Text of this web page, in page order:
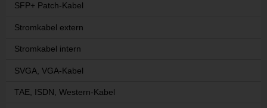
SFP+ Patch-Kabel
Stromkabel extern
Stromkabel intern
SVGA, VGA-Kabel
TAE, ISDN, Western-Kabel